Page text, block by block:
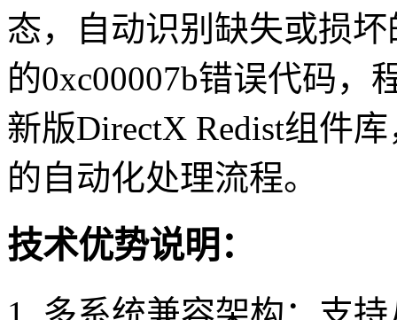
态，自动识别缺失或损
的0xc00007b错误代码，
新版DirectX Redist组件
的自动化处理流程。
技术优势说明：